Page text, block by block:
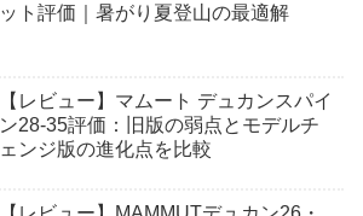
ット評価｜暑がり夏登山の最適解
【レビュー】マムート デュカンスパイ
ン28-35評価：旧版の弱点とモデルチ
ェンジ版の進化点を比較